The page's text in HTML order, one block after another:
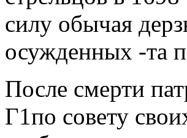
силу обычая
осужденных -та
После смерти
Г1по совету